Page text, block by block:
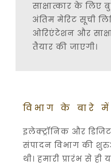
साक्षात्कार के लिए
अंतिम मेरिट सूची
ओरिएंटेशन और
तैयार की जाएगी।
विभाग के बारे में
इलेक्ट्रॉनिक और
संपादन विभाग की
थी। हमारी प्रारंभ से ही